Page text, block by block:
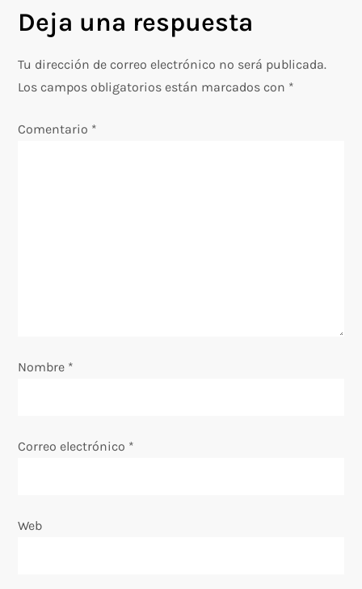
e
g
a
c
e
t
a
Deja una respuesta
Tu dirección de correo electrónico no será publicada.
Los campos obligatorios están marcados con *
Comentario *
Nombre *
Correo electrónico *
Web